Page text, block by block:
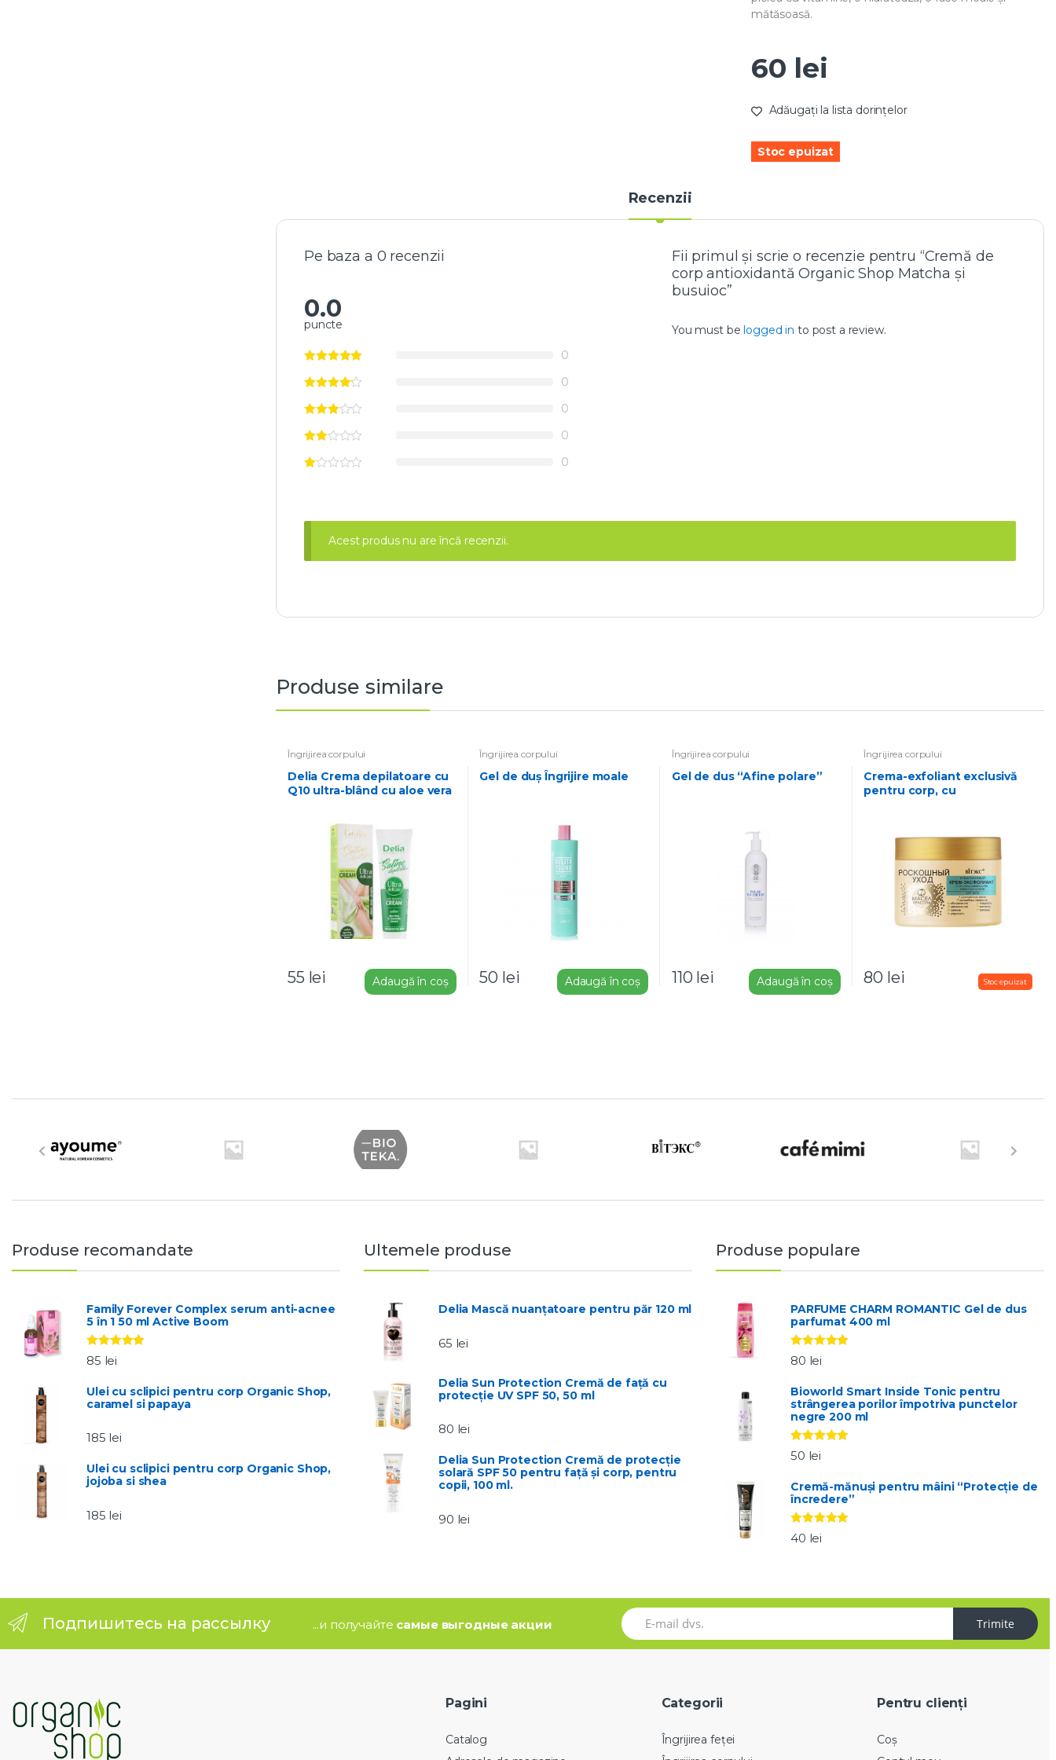
Stoc epuizat
mătăsoasă.
60 lei
Adăugați la lista dorințelor
Recenzii
Pe baza a 0 recenzii
0.0
puncte
0
0
0
0
0
Fii primul și scrie o recenzie pentru “Cremă de
corp antioxidantă Organic Shop Matcha și
busuioc”
You must be logged in to post a review.
Acest produs nu are încă recenzii.
Produse similare
Îngrijirea corpului
Delia Crema depilatoare cu
Q10 ultra-blând cu aloe vera
55 lei Adaugă în coș
Îngrijirea corpului
Gel de duș Îngrijire moale
50 lei Adaugă în coș
Îngrijirea corpului
Gel de dus “Afine polare”
110 lei Adaugă în coș
Îngrijirea corpului
Crema-exfoliant exclusivă
pentru corp, cu
80 lei
n
Produse recomandate
Family Forever Complex serum anti-acnee
5 în 1 50 ml Active Boom
Evaluat la
5.00stele
85 lei
Ulei cu sclipici pentru corp Organic Shop,
caramel si papaya
185 lei
Ulei cu sclipici pentru corp Organic Shop,
jojoba si shea
185 lei
Ultemele produse
Delia Mască nuanțatoare pentru păr 120 ml
65 lei
Delia Sun Protection Cremă de față cu
protecție UV SPF 50, 50 ml
80 lei
Delia Sun Protection Cremă de protecție
solară SPF 50 pentru față și corp, pentru
copii, 100 ml.
90 lei
Produse populare
PARFUME CHARM ROMANTIC Gel de dus
parfumat 400 ml
Evaluat la
5.00 stele
80 lei
Bioworld Smart Inside Tonic pentru
strângerea porilor împotriva punctelor
negre 200 ml
Evaluat la
5.00stele
50 lei
Cremă-mănuși pentru mâini “Protecție de
încredere”
Evaluat la
5.00 stele
40 lei
Подпишитесь на рассылку ...и получайте самые выгодные акции Trimite
Pagini
Catalog
Categorii
Îngrijirea feței
Pentru clienți
Coș